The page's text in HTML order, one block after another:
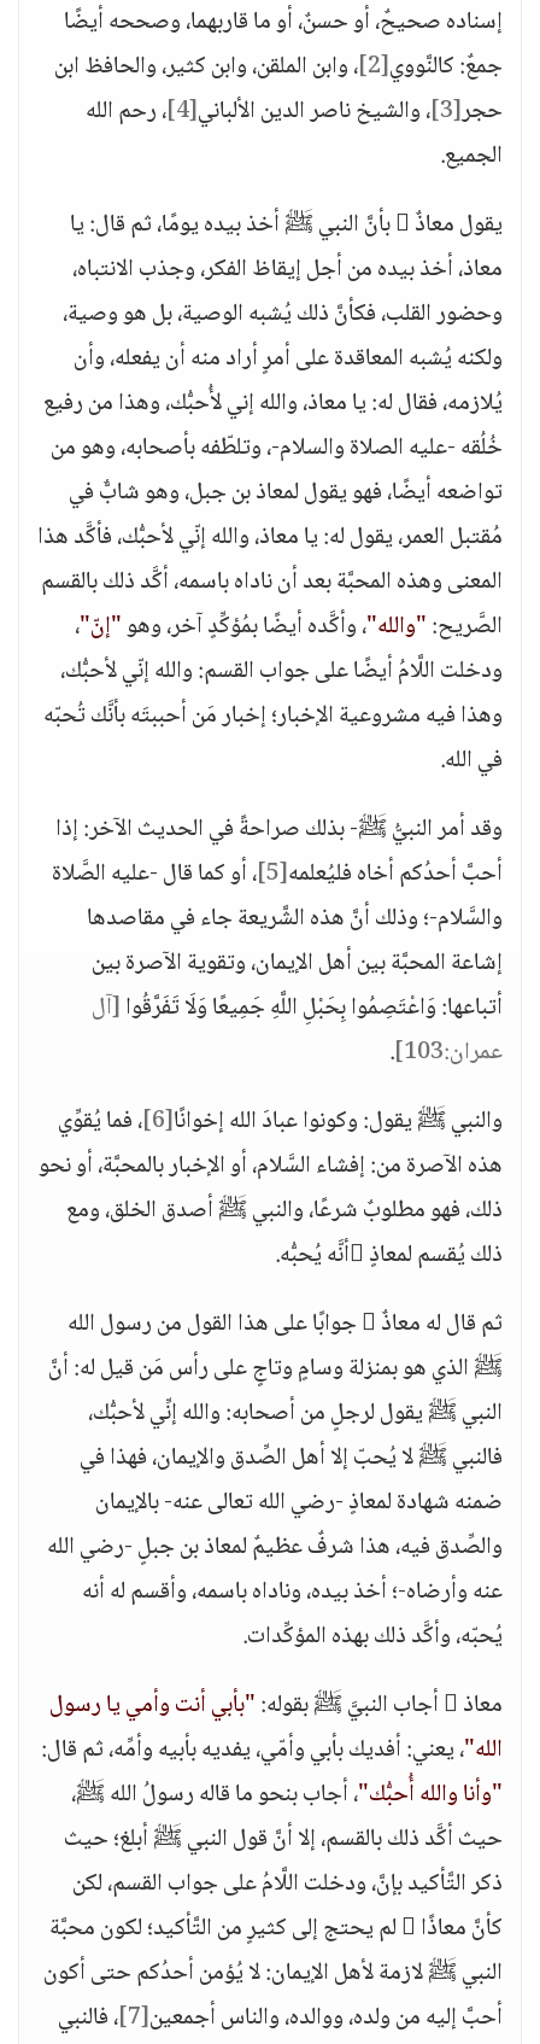
إسناده صحيحٌ، أو حسنٌ، أو ما قاربهما، وصححه أيضًا
جمعٌ: كالنَّووي[2] ، وابن الملقن، وابن كثير، والحافظ ابن
حجر[3] ، والشيخ ناصر الدين الألباني[4] ، رحم الله
الجميع.
يقول معاذٌ  بأنَّ النبي ﷺ أخذ بيده يومًا، ثم قال: يا
معاذ، أخذ بيده من أجل إيقاظ الفكر، وجذب الانتباه،
وحضور القلب، فكأنَّ ذلك يُشبه الوصية، بل هو وصية،
ولكنه يُشبه المعاقدة على أمرٍ أراد منه أن يفعله، وأن
يُلازمه، فقال له: يا معاذ، والله إني لأُحبُّك، وهذا من رفيع
خُلُقه -عليه الصلاة والسلام-، وتلطّفه بأصحابه، وهو من
تواضعه أيضًا، فهو يقول لمعاذ بن جبل، وهو شابٌّ في
مُقتبل العمر، يقول له: يا معاذ، والله إنّي لأحبُّك، فأكَّد هذا
المعنى وهذه المحبَّة بعد أن ناداه باسمه، أكَّد ذلك بالقسم
الصَّريح:"والله"، وأكَّده أيضًا بمُؤكِّدٍ آخر، وهو"إنّ"،
ودخلت اللَّامُ أيضًا على جواب القسم: والله إنّي لأحبُّك،
وهذا فيه مشروعية الإخبار؛ إخبار مَن أحببتَه بأنَّك تُحبّه
في الله.
وقد أمر النبيُّ ﷺ- بذلك صراحةً في الحديث الآخر: إذا
أحبَّ أحدُكم أخاه فليُعلمه[5] ، أو كما قال -عليه الصَّلاة
والسَّلام-؛ وذلك أنَّ هذه الشَّريعة جاء في مقاصدها
إشاعة المحبَّة بين أهل الإيمان، وتقوية الآصرة بين
أتباعها: وَاعْتَصِمُوا بِحَبْلِ اللَّهِ جَمِيعًا وَلَا تَفَرَّقُوا[آل
عمران:103]
.
والنبي ﷺ يقول: وكونوا عبادَ الله إخوانًا[6] ، فما يُقوِّي
هذه الآصرة من: إفشاء السَّلام، أو الإخبار بالمحبَّة، أو نحو
ذلك، فهو مطلوبٌ شرعًا، والنبي ﷺ أصدق الخلق، ومع
ذلك يُقسم لمعاذٍ أنَّه يُحبُّه.
ثم قال له معاذٌ  جوابًا على هذا القول من رسول الله
ﷺ الذي هو بمنزلة وسامٍ وتاجٍ على رأس مَن قيل له: أنَّ
النبي ﷺ يقول لرجلٍ من أصحابه: والله إنِّي لأحبُّك،
فالنبي ﷺ لا يُحبّ إلا أهل الصِّدق والإيمان، فهذا في
ضمنه شهادة لمعاذٍ -رضي الله تعالى عنه- بالإيمان
والصِّدق فيه، هذا شرفٌ عظيمٌ لمعاذ بن جبلٍ -رضي الله
عنه وأرضاه-؛ أخذ بيده، وناداه باسمه، وأقسم له أنه
يُحبّه، وأكَّد ذلك بهذه المؤكِّدات.
معاذ  أجاب النبيَّ ﷺ بقوله:
"بأبي أنت وأمي يا رسول
الله"، يعني: أفديك بأبي وأمّي، يفديه بأبيه وأمِّه، ثم قال:
"وأنا والله أُحبُّك"، أجاب بنحو ما قاله رسولُ الله ﷺ،
حيث أكَّد ذلك بالقسم، إلا أنَّ قول النبي ﷺ أبلغ؛ حيث
ذكر التَّأكيد بإنَّ، ودخلت اللَّامُ على جواب القسم، لكن
كأنَّ معاذًا  لم يحتج إلى كثيرٍ من التَّأكيد؛ لكون محبَّة
النبي ﷺ لازمة لأهل الإيمان: لا يُؤمن أحدُكم حتى أكون
أحبَّ إليه من ولده، ووالده، والناس أجمعين[7] ، فالنبي